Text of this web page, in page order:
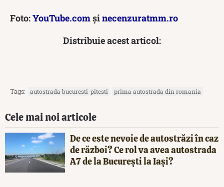
Foto:YouTube.comșinecenzuratmm.ro
Distribuie acest articol:
Tags: autostrada bucuresti-pitesti prima autostrada din romania
Cele mai noi articole
De ce este nevoie de autostrăzi în caz
de război? Ce rol va avea autostrada
A7 de la București la Iași?